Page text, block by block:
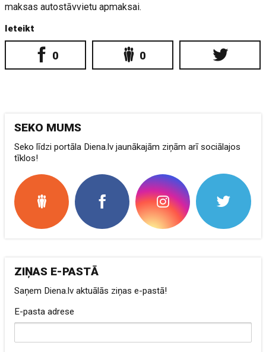
maksas autostāvvietu apmaksai.
Ieteikt
0 0
SEKO MUMS
Seko līdzi portāla Diena.lv jaunākajām ziņām arī sociālajos
tīklos!
ZIŅAS E-PASTĀ
Saņem Diena.lv aktuālās ziņas e-pastā!
E-pasta adrese